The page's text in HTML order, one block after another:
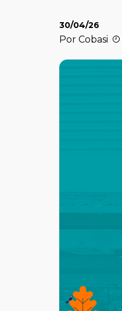
30/04/26
Por Cobasi